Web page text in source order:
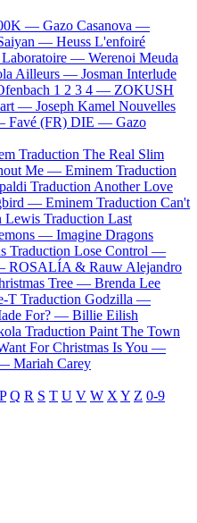
— Gazo Casanova —
— Heuss L'enfoiré
Laboratoire — Werenoi Meuda
Ailleurs — Josman Interlude
1 2 3 4 — ZOKUSH
— Joseph Kamel Nouvelles
Favé (FR) DIE — Gazo
Traduction The Real Slim
Me — Eminem Traduction
Traduction Another Love
— Eminem Traduction Can't
Lewis Traduction Last
— Imagine Dragons
Traduction Lose Control —
ROSALÍA & Rauw Alejandro
Tree — Brenda Lee
T Traduction Godzilla —
For? — Billie Eilish
Traduction Paint The Town
For Christmas Is You —
Mariah Carey
P Q R S T U V W X Y Z 0-9